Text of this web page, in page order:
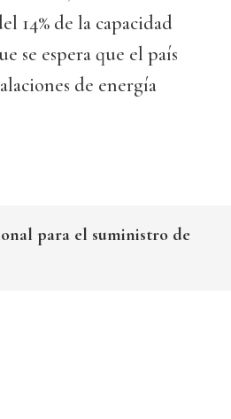
14% de la capacidad
se espera que el país
de energía
para el suministro de